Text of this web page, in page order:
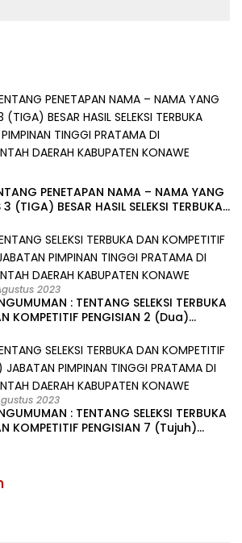
PENETAPAN NAMA – NAMA YANG
(TIGA) BESAR HASIL SELEKSI TERBUKA
DAERAH KABUPATEN KONAWE
2023
: TENTANG SELEKSI TERBUKA
KOMPETITIF PENGISIAN 2 (Dua)
PEMERINTAH DAERAH
KONAWE
2023
: TENTANG SELEKSI TERBUKA
KOMPETITIF PENGISIAN 7 (Tujuh)